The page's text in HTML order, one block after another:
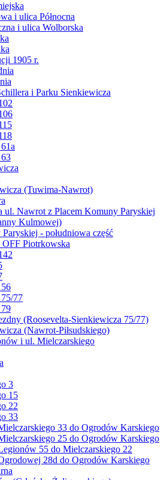
i ulica Północna
i ulica Wolborska
1905 r.
i Parku Sienkiewicza
(Tuwima-Nawrot)
ul. Nawrot z Placem Komuny Paryskiej
Kulmowej)
- południowa część
Piotrkowska
77
(Roosevelta-Sienkiewicza 75/77)
(Nawrot-Piłsudskiego)
i ul. Mielczarskiego
3
15
22
33
33 do Ogrodów Karskiego
25 do Ogrodów Karskiego
55 do Mielczarskiego 22
28d do Ogrodów Karskiego